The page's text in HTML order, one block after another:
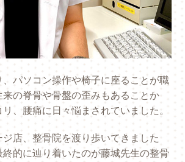
パソコン操作や椅子に座ることが職
の脊骨や骨盤の歪みもあることか
、腰痛に日々悩まされていました。
店、整骨院を渡り歩いてきました
的に辿り着いたのが藤城先生の整骨